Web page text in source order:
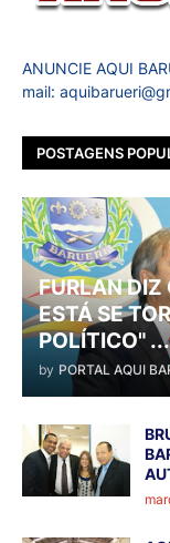
ANUNCIE AQUI
mail:
POSTAGENS
FURLAN DIZ
ESTÁ SE
POLÍTICO" ...
by PORTAL AQUI